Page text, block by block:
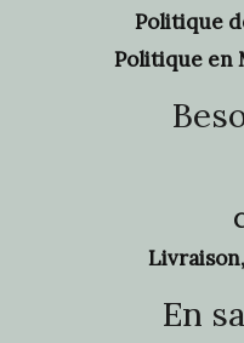
Politique
Politique en
En